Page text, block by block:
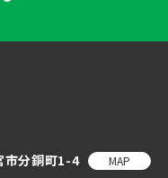
市分銅町1-4 MAP